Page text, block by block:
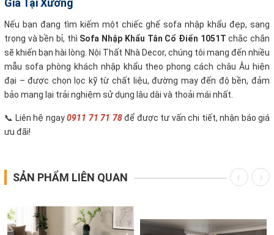
Giá Tại Xưởng
Nếu bạn đang tìm kiếm một chiếc ghế sofa nhập khẩu đẹp, sang
trọng và bền bỉ, thì Sofa Nhập Khẩu Tân Cổ Điển 1051T chắc chắn
sẽ khiến bạn hài lòng. Nội Thất Nhà Decor, chúng tôi mang đến nhiều
mẫu sofa phòng khách nhập khẩu theo phong cách châu Âu hiện
đại – được chọn lọc kỹ từ chất liệu, đường may đến độ bền, đảm
bảo mang lại trải nghiệm sử dụng lâu dài và thoải mái nhất.
📞 Liên hệ ngay0911 71 71 78 để được tư vấn chi tiết, nhận báo giá
ưu đãi!
SẢN PHẨM LIÊN QUAN